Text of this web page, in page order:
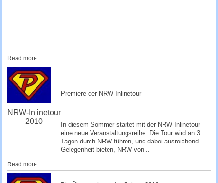
Read more...
NRW-Inlinetour
2010
Premiere der NRW-Inlinetour
In diesem Sommer startet mit der NRW-Inlinetour
eine neue Veranstaltungsreihe. Die Tour wird an 3
Tagen durch NRW führen, und dabei ausreichend
Gelegenheit bieten, NRW von...
Read more...